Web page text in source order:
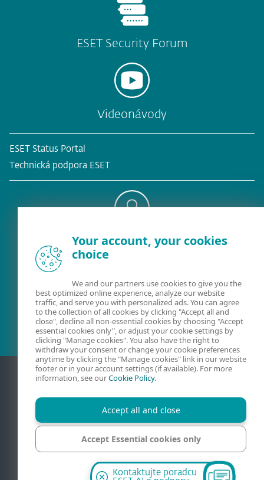
ESET Security Forum
Videonávody
ESET Status Portal
Technická podpora ESET
Existujúci zákazník?
Kontaktujte nás
02/322 44 444(pracovné dni 8:00 - 18:30)
Ochrana súkromia
Právne informácie
Mapa stránky
Spravovať súbory cookie
Kontaktujte poradcu
Your account, your cookies
choice
We and our partners use cookies to give you the
best optimized online experience, analyze our website
traffic, and serve you with personalized ads. You can agree
to the collection of all cookies by clicking "Accept all and
close", decline all non-essential cookies by choosing "Accept
essential cookies only", or adjust your cookie settings by
clicking "Manage cookies". You also have the right to
withdraw your consent or change your cookie preferences
anytime by clicking the "Manage cookies" link in our website
footer or in your account settings (if available). For more
information, see ourCookie Policy.
Accept all and close
Accept Essential cookies only
Manage cookies